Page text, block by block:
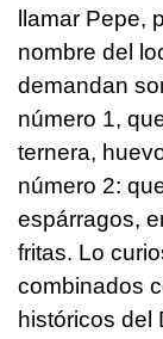
llamar Pepe,
nombre del
demandan
número 1,
ternera,
número 2:
espárragos,
fritas. Lo
combinados
históricos del